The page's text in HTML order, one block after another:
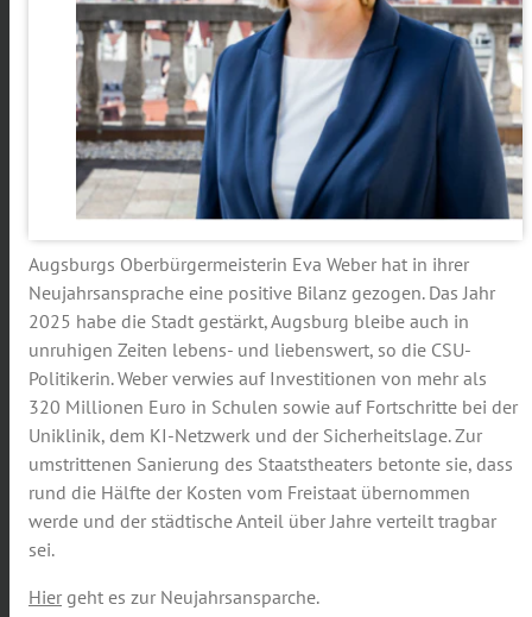
Augsburgs Oberbürgermeisterin Eva Weber hat in ihrer
Neujahrsansprache eine positive Bilanz gezogen. Das Jahr
2025 habe die Stadt gestärkt, Augsburg bleibe auch in
unruhigen Zeiten lebens- und liebenswert, so die CSU-
Politikerin. Weber verwies auf Investitionen von mehr als
320 Millionen Euro in Schulen sowie auf Fortschritte bei der
Uniklinik, dem KI-Netzwerk und der Sicherheitslage. Zur
umstrittenen Sanierung des Staatstheaters betonte sie, dass
rund die Hälfte der Kosten vom Freistaat übernommen
werde und der städtische Anteil über Jahre verteilt tragbar
sei.
Hier geht es zur Neujahrsansparche.